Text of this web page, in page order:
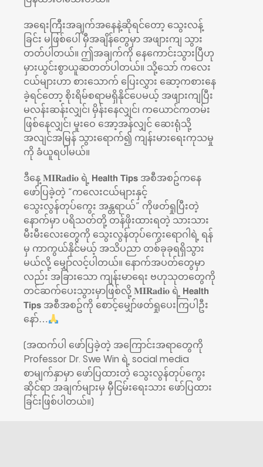
အရေးကြီးအချက်အနေနဲ့ဆိုရင်တော့ သွေးလန့်
ခြင်း မဖြစ်ပေါ် မှီအချိန်တွေမှာ အဖျားကျ သွား
တတ်ပါတယ်။ ဤအချက်ကို နေကောင်းသွားပြီဟု
မှားယွင်းစွာယူဆတတ်ပါတယ်။ သို့သော် ကလေး
ငယ်များဟာ စားသောက် ပြေးလွှား ဆော့ကစားနေ
ခဲ့ရင်တော့ စိုးရိမ်စရာမရှိနိုင်ပေမယ့် အဖျားကျပြီး
မလန်းဆန်းလျှင်၊ မှိန်းနေလျှင်၊ ကယောင်ကတမ်း
ဖြစ်နေလျှင်၊ မူးဝေ အော့အန်လျှင် ဆေးရုံသို့
အလျင်အမြန် သွားရောက်၍ ကျန်းမား‌ရေးကုသမှု
ကို ခံယူရပါမယ်။
ဒီနေ့ 𝐌𝐈𝐑𝐚𝐝𝐢𝐨 ရဲ့ 𝗛𝗲𝗮𝗹𝘁𝗵 𝗧𝗶𝗽𝘀 အစီအစဥ်ကနေ
ဖော်ပြခဲ့တဲ့ “ကလေးငယ်များနှင့်
သွေးလွန်တုပ်ကွေး အန္တရာယ်” ကိုဖတ်ရှုပြီးတဲ့
နောက်မှာ ပရိသတ်တို့ တန်ဖိုးထားရတဲ့ သားသား
မီးမီးလေးတွေကို သွေးလွန်တုပ်ကွေးရောဂါရဲ့ ရန်
မှ ကာကွယ်နိုင်မယ့် အသိပညာ တစ်ခုခုရရှိသွား
မယ်လို့ မျှော်လင့်ပါတယ်။ နောက်အပတ်တွေမှာ
လည်း အခြားသော ကျန်းမာ‌ရေး ဗဟုသုတတွေကို
တင်ဆက်ပေးသွားမှာဖြစ်လို့ 𝐌𝐈𝐑𝐚𝐝𝐢𝐨 ရဲ့ 𝗛𝗲𝗮𝗹𝘁𝗵
𝗧𝗶𝗽𝘀 အစီအစဥ်ကို စောင့်မျှော်ဖတ်ရှုပေးကြပါဦး
နော်…
(အထက်ပါ ဖော်ပြခဲ့တဲ့ အကြောင်းအရာတွေကို
Professor Dr. Swe Win ရဲ့ social media
စာမျက်နှာမှာ ဖော်ပြထားတဲ့ သွေးလွန်တုပ်ကွေး
ဆိုင်ရာ အချက်များမှ မှီငြမ်းရေးသား ဖော်ပြထား
ခြင်းဖြစ်ပါတယ်။)